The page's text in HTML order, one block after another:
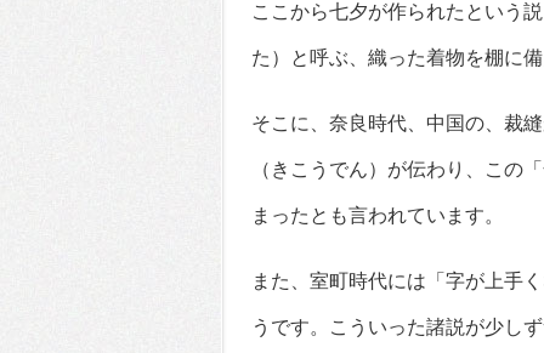
ここから七夕が作られたという
た）と呼ぶ、織った着物を棚に
そこに、奈良時代、中国の、裁
（きこうでん）が伝わり、この
まったとも言われています。
また、室町時代には「字が上手
うです。こういった諸説が少し